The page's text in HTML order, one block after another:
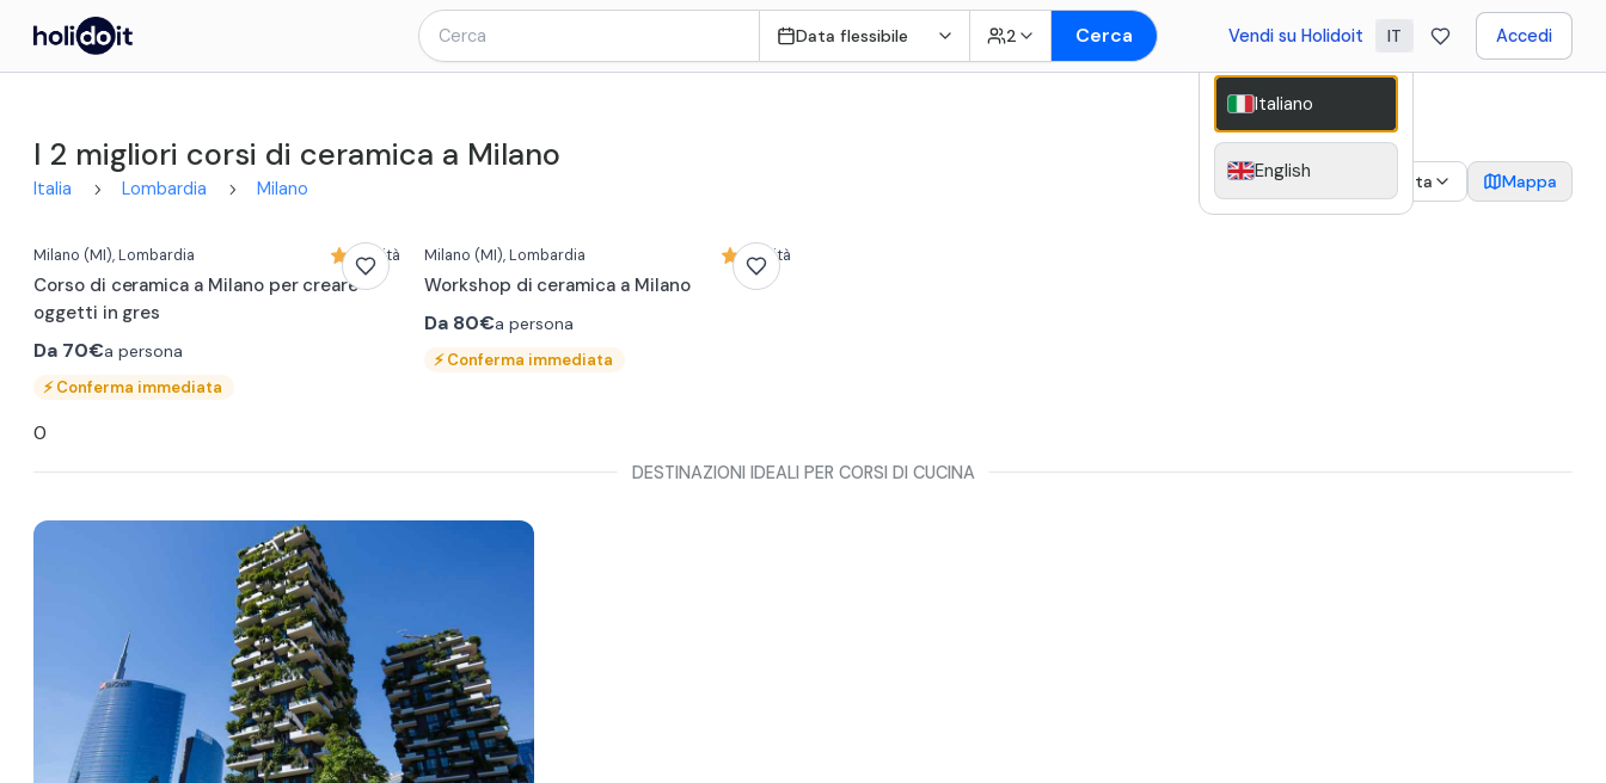
Data flessibile 2 Cerca Vendi su Holidoit IT Accedi
I 2 migliori corsi di ceramica a Milano
Italia Lombardia Milano Data Mappa
Milano (MI), Lombardia Novità
Corso di ceramica a Milano per creare
oggetti in gres
Da 70€a persona
⚡Conferma immediata
Milano (MI), Lombardia Novità
Workshop di ceramica a Milano
Da 80€a persona
⚡Conferma immediata
0
DESTINAZIONI IDEALI PER CORSI DI CUCINA
Italiano
English